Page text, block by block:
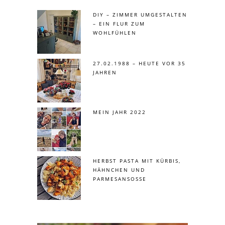
DIY – ZIMMER UMGESTALTEN
– EIN FLUR ZUM
WOHLFÜHLEN
27.02.1988 – HEUTE VOR 35
JAHREN
MEIN JAHR 2022
HERBST PASTA MIT KÜRBIS,
HÄHNCHEN UND
PARMESANSOSSE